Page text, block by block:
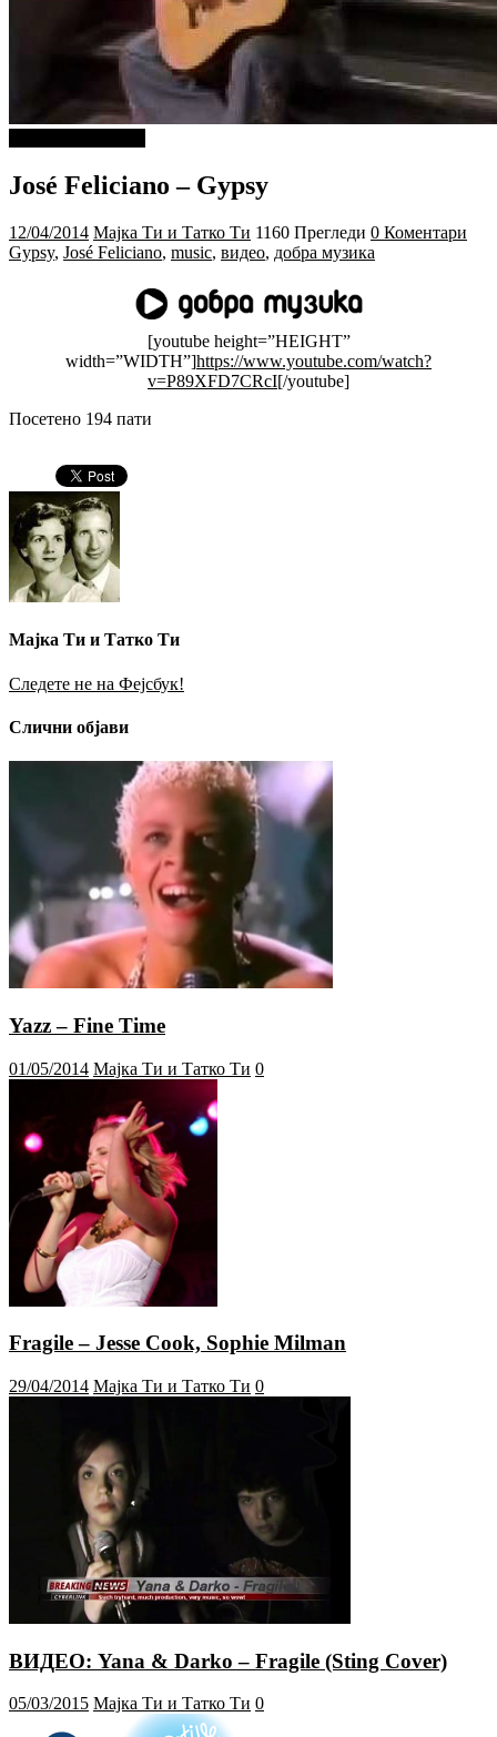
José Feliciano – Gypsy
12/04/2014 Мајка Ти и Татко Ти 1160 Прегледи 0 Коментари
Gypsy, José Feliciano, music, видео, добра музика
[youtube height=”HEIGHT”
width=”WIDTH”]https://www.youtube.com/watch?
v=P89XFD7CRcI[/youtube]
Посетено 194 пати
Мајка Ти и Татко Ти
Следете не на Фејсбук!
Слични објави
Yazz – Fine Time
01/05/2014 Мајка Ти и Татко Ти 0
Fragile – Jesse Cook, Sophie Milman
29/04/2014 Мајка Ти и Татко Ти 0
ВИДЕО: Yana & Darko – Fragile (Sting Cover)
05/03/2015 Мајка Ти и Татко Ти 0